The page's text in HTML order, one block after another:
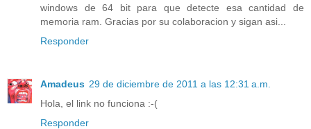
windows de 64 bit para que detecte esa cantidad de
memoria ram. Gracias por su colaboracion y sigan asi...
Responder
Amadeus 29 de diciembre de 2011 a las 12:31 a.m.
Hola, el link no funciona :-(
Responder